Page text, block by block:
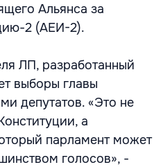
Альянса за
2 (АЕИ-2).
ЛП, разработанный
выборы главы
депутатов. «Это не
а
парламент может
голосов», -